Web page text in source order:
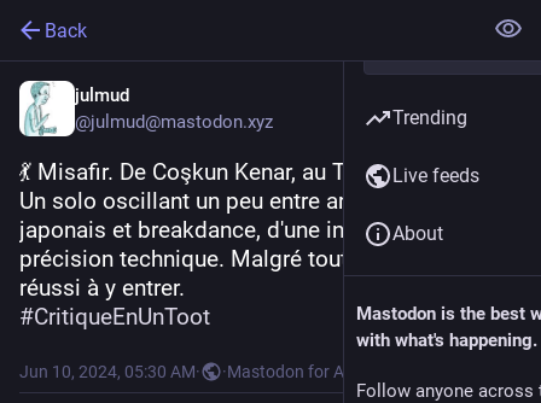
Back
julmud
@julmud@mastodon.xyz
💃 Misafir. De Coşkun Kenar, au Théâtre du Jura.
Un solo oscillant un peu entre arts martiaux
japonais et breakdance, d'une incroyable
précision technique. Malgré tout, je n'ai pas
réussi à y entrer.
#CritiqueEnUnToot
Jun 10, 2024, 05:30 AM· ·Mastodon for Android
Trending
Live feeds
About
Mastodon is the best
with what's happening.
Follow anyone across